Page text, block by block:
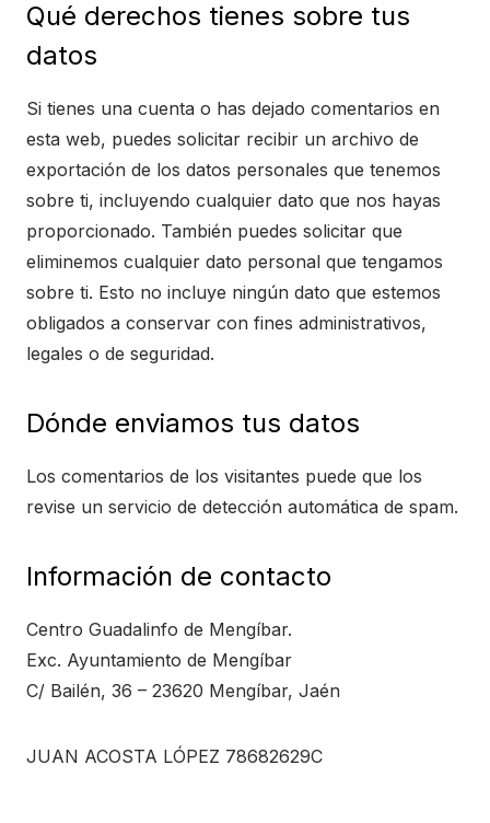
Qué derechos tienes sobre tus
datos
Si tienes una cuenta o has dejado comentarios en
esta web, puedes solicitar recibir un archivo de
exportación de los datos personales que tenemos
sobre ti, incluyendo cualquier dato que nos hayas
proporcionado. También puedes solicitar que
eliminemos cualquier dato personal que tengamos
sobre ti. Esto no incluye ningún dato que estemos
obligados a conservar con fines administrativos,
legales o de seguridad.
Dónde enviamos tus datos
Los comentarios de los visitantes puede que los
revise un servicio de detección automática de spam.
Información de contacto
Centro Guadalinfo de Mengíbar.
Exc. Ayuntamiento de Mengíbar
C/ Bailén, 36 – 23620 Mengíbar, Jaén
JUAN ACOSTA LÓPEZ 78682629C